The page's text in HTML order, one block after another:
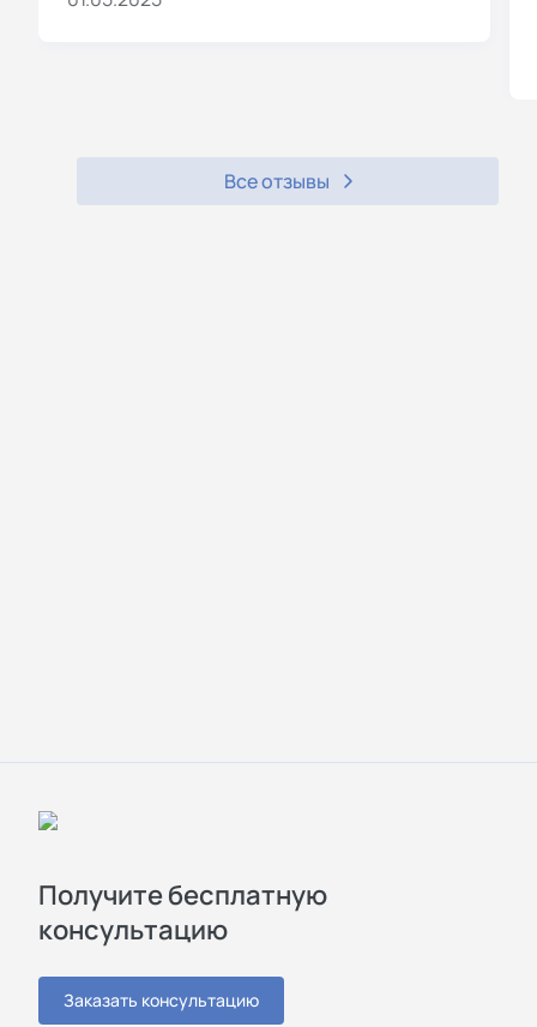
Все отзывы
Получите бесплатную
консультацию
Заказать консультацию